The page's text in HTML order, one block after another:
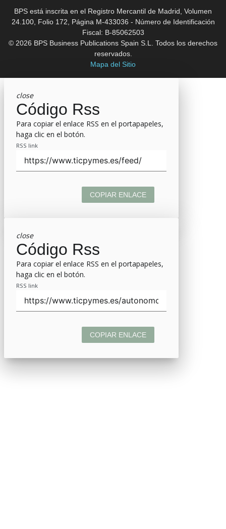
BPS está inscrita en el Registro Mercantil de Madrid, Volumen
24.100, Folio 172, Página M-433036 - Número de Identificación
Fiscal: B-85062503
© 2026 BPS Business Publications Spain S.L. Todos los derechos
reservados.
Mapa del Sitio
close
Código Rss
Para copiar el enlace RSS en el portapapeles,
haga clic en el botón.
RSS link
COPIAR ENLACE
close
Código Rss
Para copiar el enlace RSS en el portapapeles,
haga clic en el botón.
RSS link
COPIAR ENLACE